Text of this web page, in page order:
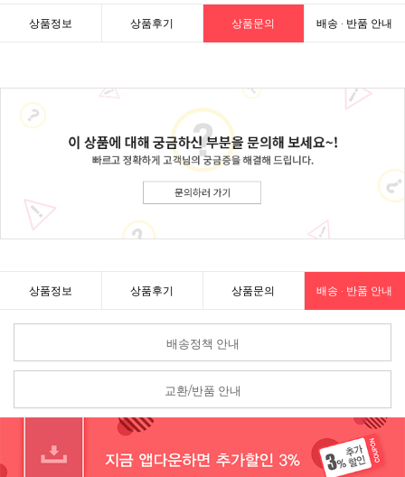
상품정보 상품후기 상품문의 배송 · 반품 안내
상품정보 상품후기 상품문의 배송 · 반품 안내
배송정책 안내
교환/반품 안내